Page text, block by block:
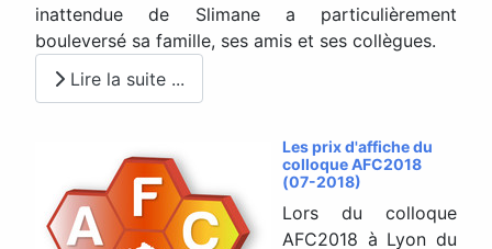
inattendue de Slimane a particulièrement
bouleversé sa famille, ses amis et ses collègues.
Lire la suite ...
Les prix d'affiche du
colloque AFC2018
(07-2018)
Lors du colloque
AFC2018 à Lyon du